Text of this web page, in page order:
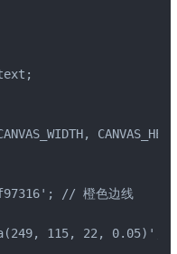
// 橙色边线
115, 22, 0.05)';